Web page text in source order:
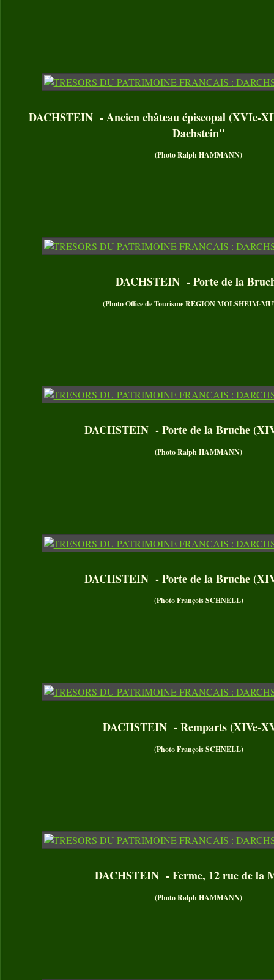
DACHSTEIN - Ancien château épiscopal (XVIe-
Dachstein"
(Photo Ralph HAMMANN)
DACHSTEIN - Porte de la
(Photo Office de Tourisme REGION MOLSHEIM-
DACHSTEIN - Porte de la Bruche
(Photo Ralph HAMMANN)
DACHSTEIN - Porte de la Bruche
(Photo François SCHNELL)
DACHSTEIN - Remparts (XIVe-
(Photo François SCHNELL)
DACHSTEIN - Ferme, 12 rue de la
(Photo Ralph HAMMANN)